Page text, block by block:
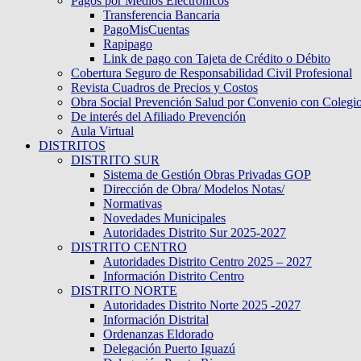
Transferencia Bancaria
PagoMisCuentas
Rapipago
Link de pago con Tajeta de Crédito o Débito
Cobertura Seguro de Responsabilidad Civil Profesional
Revista Cuadros de Precios y Costos
Obra Social Prevención Salud por Convenio con
De interés del Afiliado Prevención
Aula Virtual
DISTRITOS
DISTRITO SUR
Sistema de Gestión Obras Privadas GOP
Dirección de Obra/ Modelos Notas/
Normativas
Novedades Municipales
Autoridades Distrito Sur 2025-2027
DISTRITO CENTRO
Autoridades Distrito Centro 2025 – 2027
Información Distrito Centro
DISTRITO NORTE
Autoridades Distrito Norte 2025 -2027
Información Distrital
Ordenanzas Eldorado
Delegación Puerto Iguazú